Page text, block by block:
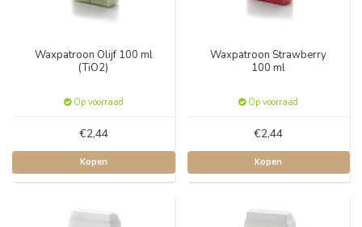
Waxpatroon Olijf 100 ml
(TiO2)
Op voorraad
€2,44
Kopen
Waxpatroon Strawberry
100 ml
Op voorraad
€2,44
Kopen